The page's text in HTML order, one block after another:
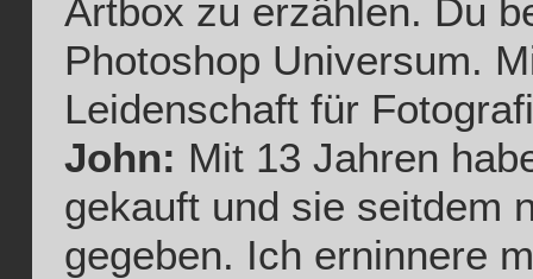
Artbox zu erzählen. Du
Photoshop Universum.
Leidenschaft für
John: Mit 13 Jahren
gekauft und sie seitdem
gegeben. Ich erninnere